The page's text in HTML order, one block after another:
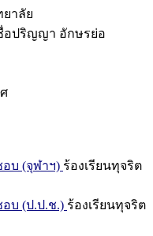
ยาลัย
อปริญญา อักษรย่อ
บ (จุฬาฯ) ร้องเรียนทุจริต
บ (ป.ป.ช.) ร้องเรียนทุจริต